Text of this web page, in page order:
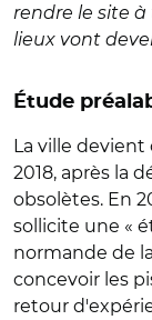
rendre le site
lieux vont
Étude
La ville
2018, après la
obsolètes. En
sollicite une «
normande de
concevoir les
retour